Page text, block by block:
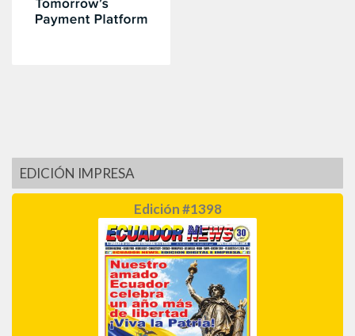
EDICIÓN IMPRESA
Edición #1398